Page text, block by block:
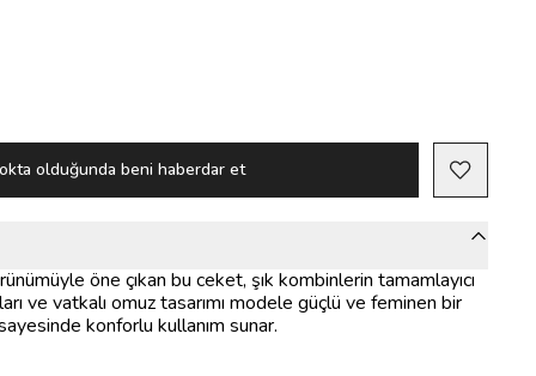
olduğunda beni haberdar et
öne çıkan bu ceket, şık kombinlerin tamamlayıcı
ve vatkalı omuz tasarımı modele güçlü ve feminen bir
konforlu kullanım sunar.